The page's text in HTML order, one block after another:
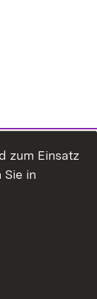
zum Einsatz
in